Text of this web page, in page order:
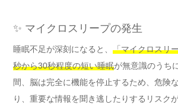
✨ マイクロスリープの発生
睡眠不足が深刻になると、 「マイクロスリ
秒から30秒程度の短い睡眠が無意識のうち
間、脳は完全に機能を停止するため、危険
り、重要な情報を聞き逃したりするリスク